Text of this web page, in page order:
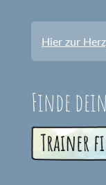
Hier zur
Finde